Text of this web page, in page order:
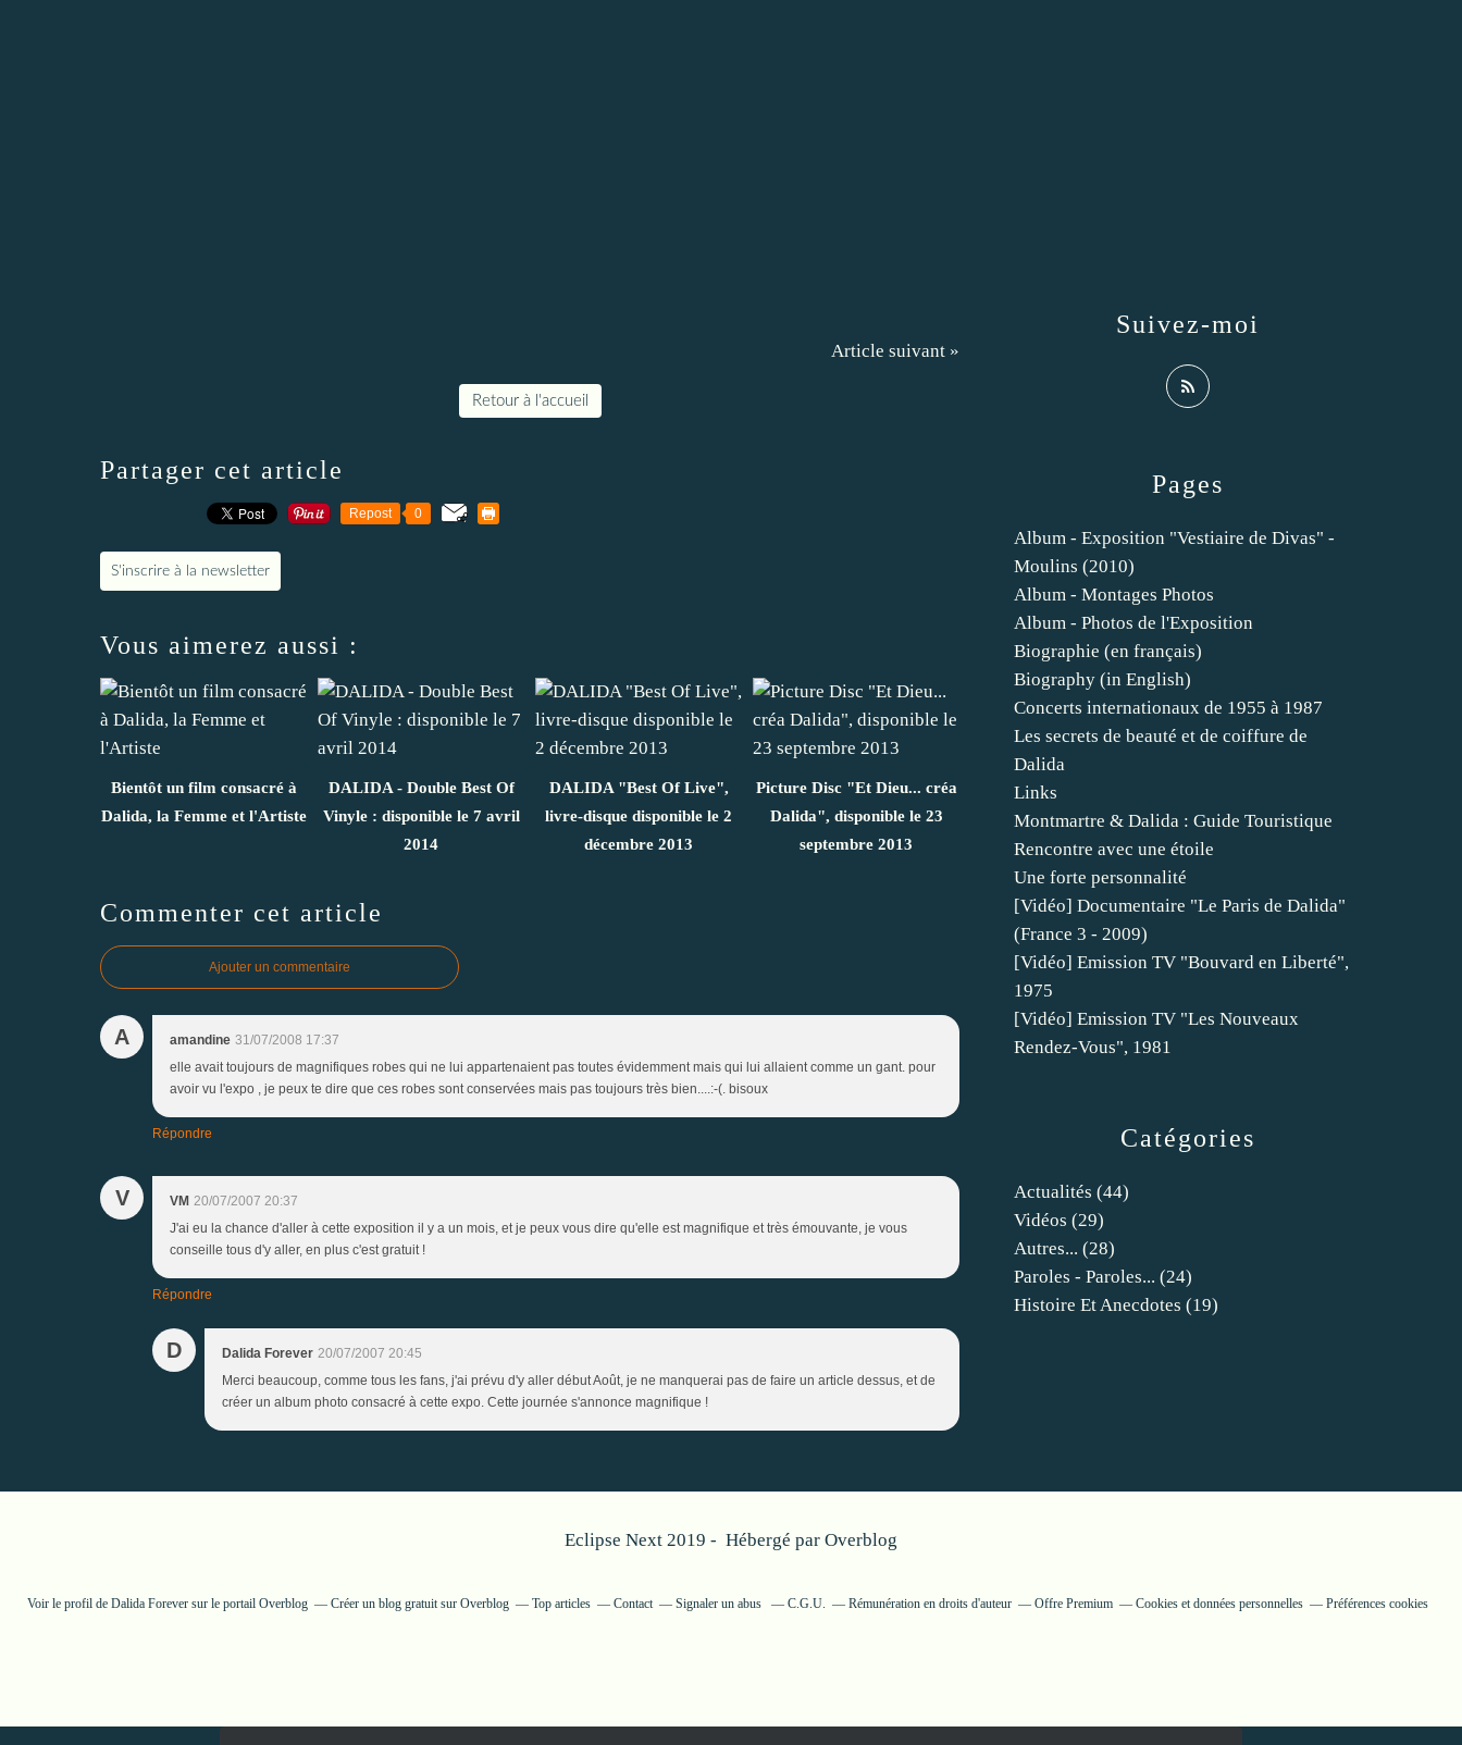
Article suivant »
Retour à l'accueil
Partager cet article
Repost 0
S'inscrire à la newsletter
Vous aimerez aussi :
Bientôt un film consacré à
Dalida, la Femme et l'Artiste
DALIDA - Double Best Of
Vinyle : disponible le 7 avril
2014
DALIDA "Best Of Live",
livre-disque disponible le 2
décembre 2013
Picture Disc "Et Dieu... créa
Dalida", disponible le 23
septembre 2013
Commenter cet article
Ajouter un commentaire
A amandine 31/07/2008 17:37
elle avait toujours de magnifiques robes qui ne lui appartenaient pas toutes évidemment mais qui lui allaient comme un gant. pour
avoir vu l'expo , je peux te dire que ces robes sont conservées mais pas toujours très bien....:-(. bisoux
Répondre
V VM 20/07/2007 20:37
J'ai eu la chance d'aller à cette exposition il y a un mois, et je peux vous dire qu'elle est magnifique et très émouvante, je vous
conseille tous d'y aller, en plus c'est gratuit !
Répondre
D Dalida Forever 20/07/2007 20:45
Merci beaucoup, comme tous les fans, j'ai prévu d'y aller début Août, je ne manquerai pas de faire un article dessus, et de
créer un album photo consacré à cette expo. Cette journée s'annonce magnifique !
Catégories
Actualités (44)
Vidéos (29)
Autres... (28)
Paroles - Paroles... (24)
Histoire Et Anecdotes (19)
Pages
Album - Exposition "Vestiaire de Divas" -
Moulins (2010)
Album - Montages Photos
Album - Photos de l'Exposition
Biographie (en français)
Biography (in English)
Concerts internationaux de 1955 à 1987
Les secrets de beauté et de coiffure de
Dalida
Links
Montmartre & Dalida : Guide Touristique
Rencontre avec une étoile
Une forte personnalité
[Vidéo] Documentaire "Le Paris de Dalida"
(France 3 - 2009)
[Vidéo] Emission TV "Bouvard en Liberté",
1975
[Vidéo] Emission TV "Les Nouveaux
Rendez-Vous", 1981
Suivez-moi
Eclipse Next 2019 - Hébergé par Overblog
Voir le profil de Dalida Forever sur le portail Overblog Créer un blog gratuit sur Overblog Top articles Contact Signaler un abus C.G.U. Rémunération en droits d'auteur Offre Premium Cookies et données personnelles Préférences cookies